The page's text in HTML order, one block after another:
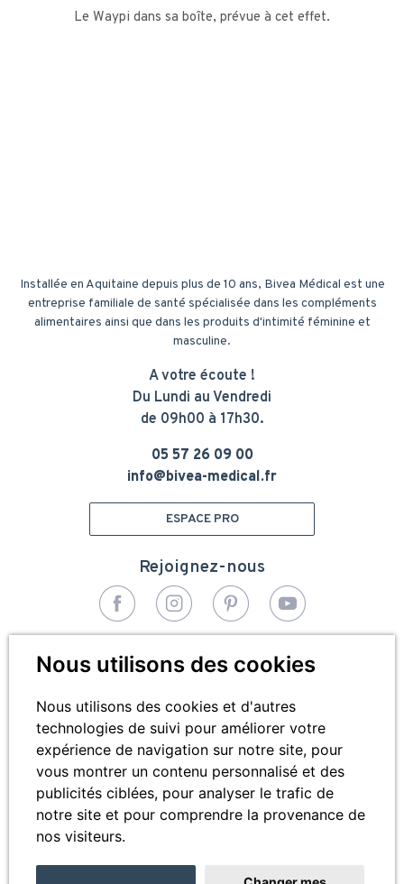
Nous utilisons des cookies
Nous utilisons des cookies et d'autres
technologies de suivi pour améliorer votre
expérience de navigation sur notre site, pour
vous montrer un contenu personnalisé et des
publicités ciblées, pour analyser le trafic de
notre site et pour comprendre la provenance de
nos visiteurs.
Le Waypi dans sa boîte, prévue à cet effet.
Installée en Aquitaine depuis plus de 10 ans, Bivea Médical est une
entreprise familiale de santé spécialisée dans les compléments
alimentaires ainsi que dans les produits d'intimité féminine et
masculine.
A votre écoute !
Du Lundi au Vendredi
de 09h00 à 17h30.
05 57 26 09 00
info@bivea-medical.fr
ESPACE PRO
de
page
Mentions légales
Cookies
Contactez-nous
Rejoignez-nous